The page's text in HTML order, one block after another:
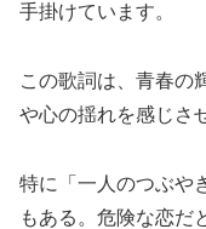
手掛けています。
この歌詞は、青春の
や心の揺れを感じさ
特に「一人のつぶや
もある。危険な恋だ